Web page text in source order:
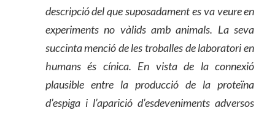
descripció del que suposadament es va veure en
experiments no vàlids amb animals. Laseva
succinta menció de les troballes de laboratori en
humans és cínica. En vista de la connexió
plausible entre la producció de la proteïna
d’espiga i l’aparició d’esdeveniments adversos